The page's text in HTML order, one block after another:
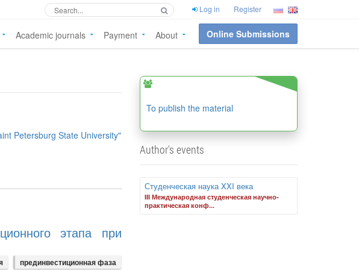
Log in Register
Academic journals Payment About Online Submissions
Petersburg State University"
этапа при
прединвестиционная фаза
To publish the material
Author's events
Студенческая наука XXI века
III Международная студенческая научно-
практическая конф...